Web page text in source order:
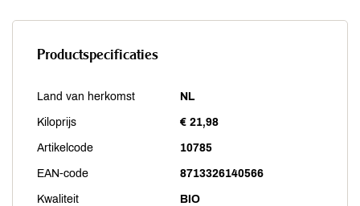
Productspecificaties
Land van herkomst NL
Kiloprijs € 21,98
Artikelcode 10785
EAN-code 8713326140566
Kwaliteit BIO